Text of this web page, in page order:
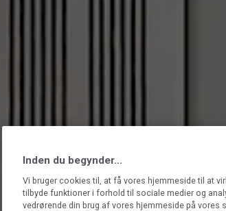
Inden du begynder...
Vi bruger cookies til, at få vores hjemmeside til at
tilbyde funktioner i forhold til sociale medier og
vedrørende din brug af vores hjemmeside på vores